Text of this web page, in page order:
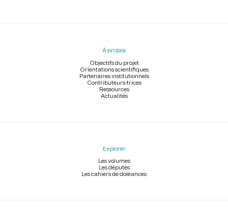
Menu
À propos
Objectifs du projet
Orientations scientifiques
Partenaires institutionnels
Contributeurs-trices
Ressources
Actualités
Explorer
Les volumes
Les députés
Les cahiers de doléances